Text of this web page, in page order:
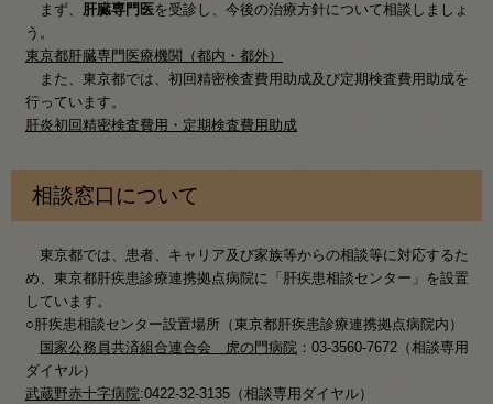
まず、 肝臓専門医を受診し、今後の治療方針について相談しましょ
う。
東京都肝臓専門医療機関（都内・都外）
また、東京都では、初回精密検査費用助成及び定期検査費用助成を
行っています。
肝炎初回精密検査費用・定期検査費用助成
相談窓口について
東京都では、患者、キャリア及び家族等からの相談等に対応するた
め、東京都肝疾患診療連携拠点病院に「肝疾患相談センター」を設置
しています。
○肝疾患相談センター設置場所（東京都肝疾患診療連携拠点病院内）
国家公務員共済組合連合会 虎の門病院：03-3560-7672（相談専用
ダイヤル）
武蔵野赤十字病院:0422-32-3135（相談専用ダイヤル）